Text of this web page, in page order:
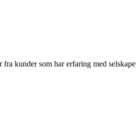
kunder som har erfaring med